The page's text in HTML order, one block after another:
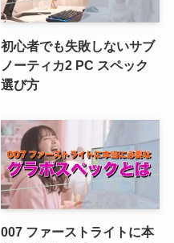
初心者でも失敗しないサブ
ノーティカ2 PC スペック
選び方
007 ファーストライトに本